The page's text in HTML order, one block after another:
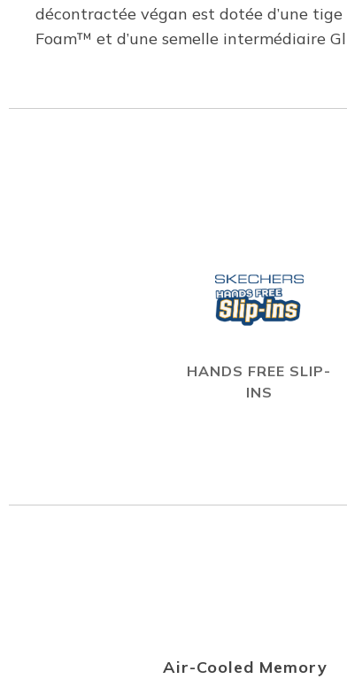
décontractée végan est dotée d’une
Foam™ et d’une semelle intermédiaire
HANDS FREE SLIP-
INS
Air-Cooled Memory